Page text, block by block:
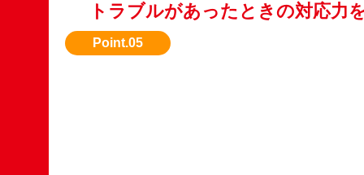
トラブルがあったときの対応力
何か問題があった際のサポート体制も重要で